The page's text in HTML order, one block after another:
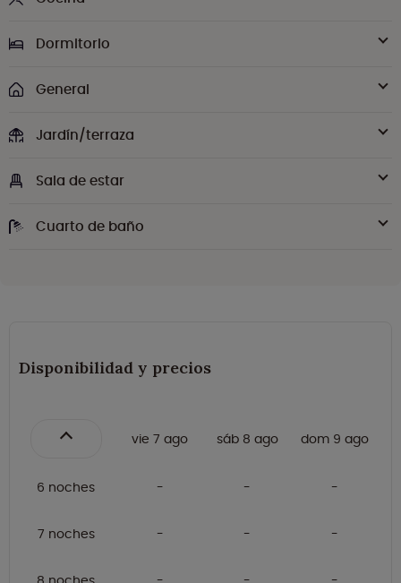
Dormitorio
General
Jardín/terraza
Sala de estar
Cuarto de baño
Disponibilidad y precios
vie 7 ago sáb 8 ago dom 9 ago
6 noches
7 noches